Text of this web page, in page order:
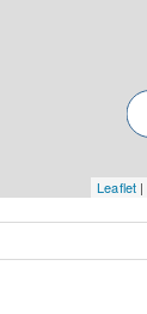
Leaflet |